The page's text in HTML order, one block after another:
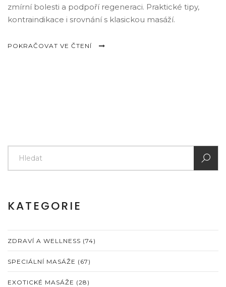
zmírní bolesti a podpoří regeneraci. Praktické tipy,
kontraindikace i srovnání s klasickou masáží.
POKRAČOVAT VE ČTENÍ
KATEGORIE
ZDRAVÍ A WELLNESS (74)
SPECIÁLNÍ MASÁŽE (67)
EXOTICKÉ MASÁŽE (28)